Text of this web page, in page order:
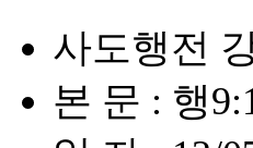
사도행전
본 문 : 행